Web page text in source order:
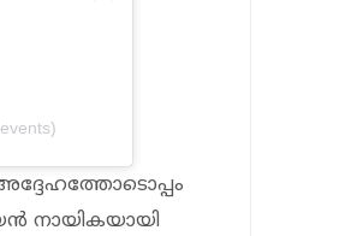
നായികയായി